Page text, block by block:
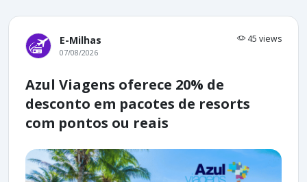
E-Milhas 45 views
07/08/2026
Azul Viagens oferece 20% de
desconto em pacotes de resorts
com pontos ou reais